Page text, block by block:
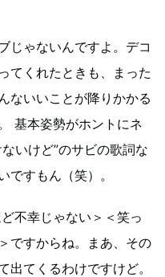
じゃないんですよ。デコ
てくれたときも、まった
ないいことが降りかかる
基本姿勢がホントにネ
いけど”のサビの歌詞な
ですもん（笑）。
不幸じゃない＞＜笑っ
ですからね。まあ、その
出てくるわけですけど。